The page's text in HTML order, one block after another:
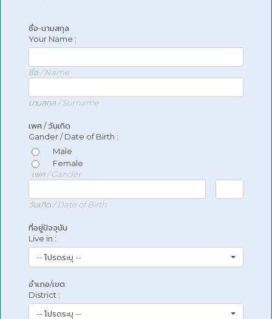
ชื่อ-นามสกุล
Your Name :
ชื่อ / Name
นามสกุล / Surname
เพศ / วันเกิด
Gander / Date of Birth :
Male
Female
เพศ / Gander
วันเกิด / Date of Birth
ที่อยู่ปัจจุบัน
Live in :
-- โปรดระบุ --
อำเภอ/เขต
District :
-- โปรดระบุ --